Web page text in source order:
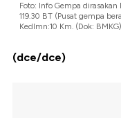
Foto: Info Gempa dirasakan
119.30 BT (Pusat gempa
Kedlmn:10 Km. (Dok: BMKG)
(dce/dce)